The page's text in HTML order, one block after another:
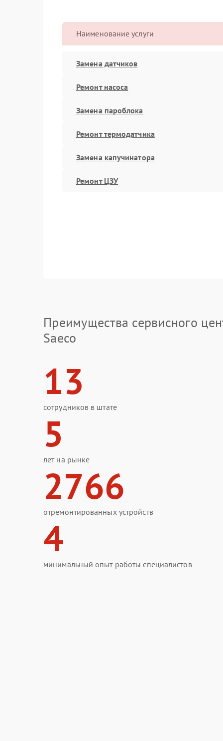
Наименование услуги
Замена датчиков
Ремонт насоса
Замена пароблока
Ремонт термодатчика
Замена капучинатора
Ремонт ЦЗУ
Преимущества сервисного
Saeco
13
сотрудников в штате
5
лет на рынке
2766
отремонтированных устройств
4
минимальный опыт работы специалистов